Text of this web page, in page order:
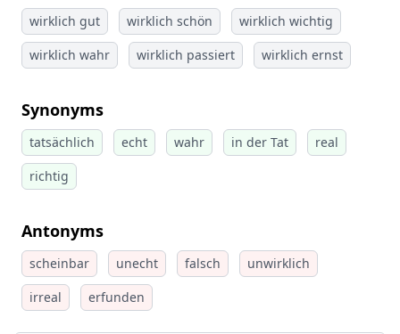
wirklich gut wirklich schön
wirklich wichtig
wirklich wahr
wirklich passiert wirklich ernst
Synonyms
tatsächlich echt wahr in der Tat
real
richtig
Antonyms
scheinbar unecht falsch
unwirklich
irreal
erfunden